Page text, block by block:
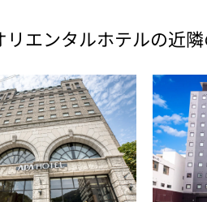
リエンタルホテルの近